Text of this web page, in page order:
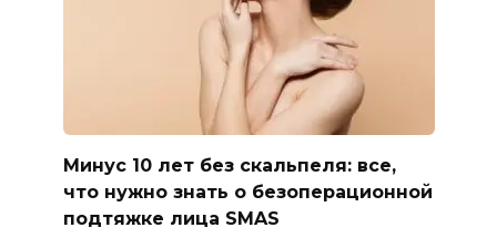
Минус 10 лет без скальпеля: все,
что нужно знать о безоперационной
подтяжке лица SMAS